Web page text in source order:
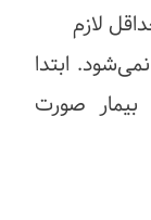
ابتدا
بیمار صورت